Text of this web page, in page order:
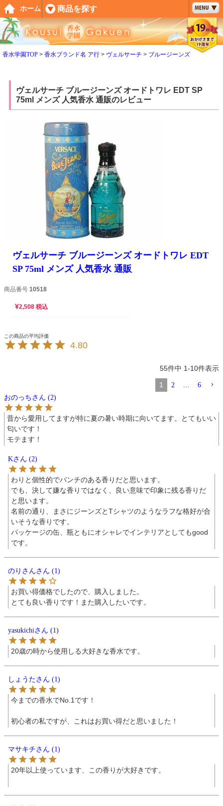
香水学園TOP 香水ブランド名 ア行 ヴェルサーチ ブルージーンズ
ヴェルサーチ ブルージーンズ オードトワレ EDT SP
75ml メンズ 人気香水 通販のレビュー
ヴェルサーチ ブルージーンズ オードトワレ EDT
SP 75ml メンズ 人気香水 通販
商品番号 10518
¥2,508 税込
4.80
55件中 1-10件表示
1 2 …
6
おのっち
2
昔から愛用してますが特に夏の暑い時期に向いてます。とてもいい
匂いです！
モテます！
K 2
わりと個性的でパンチのある香りだと思います。
でも、決して嫌な香りではなく、良い意味で印象に残る香りだ
と思います。
名前の通り、まさにジーンズとTシャツのようなラフな格好が合
いそうな香りです。
パッケージの缶、瓶ともにオシャレでインテリアとしてもgood
です。
のりさん 1
お買い得価格でしたので、購入しました。
とても良い香りです！また購入したいです。
yasukichi 1
20歳の時から使用しる大好きな香水です。
しょうた 1
今までの香水でNo.1です！
初心者の私ですが、これはお買い得だと思いました！
マサキチ 1
20年以上使っています、この香りが大好きです。
ペー
ジト
ップ
へ
ホーム 商品を探す